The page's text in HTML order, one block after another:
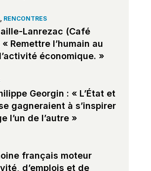
, RENCONTRES
Lanrezac (Café
Remettre l’humain au
économique. »
Georgin : « L’État et
gagneraient à s’inspirer
l’un de l’autre »
français moteur
d’emplois et de